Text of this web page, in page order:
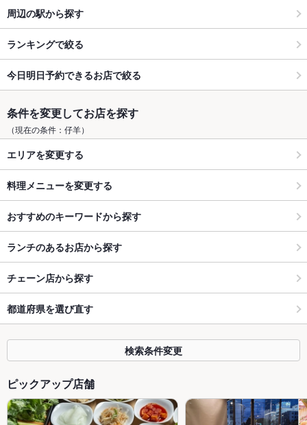
周辺の駅から探す
ランキングで絞る
今日明日予約できるお店で絞る
条件を変更してお店を探す
（現在の条件：仔羊）
エリアを変更する
料理メニューを変更する
おすすめのキーワードから探す
ランチのあるお店から探す
チェーン店から探す
都道府県を選び直す
検索条件変更
ピックアップ店舗